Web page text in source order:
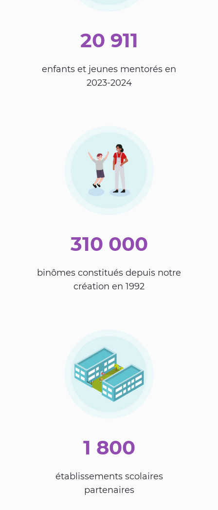
20 911
enfants et jeunes mentorés en
2023-2024
310 000
binômes constitués depuis notre
création en 1992
1 800
établissements scolaires
partenaires